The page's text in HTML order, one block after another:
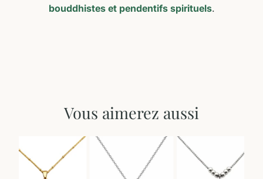
bouddhistes et pendentifs spirituels.
Vous aimerez aussi